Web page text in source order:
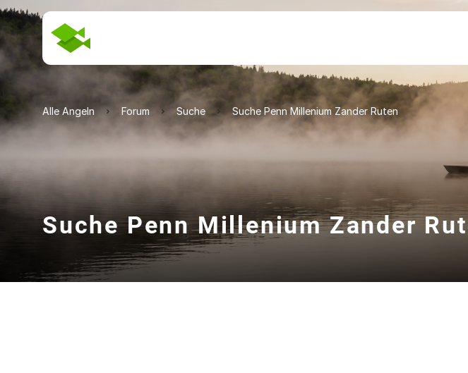
Alle Angeln Forum Suche Suche Penn Millenium Zander Ruten
Suche Penn Millenium Zander